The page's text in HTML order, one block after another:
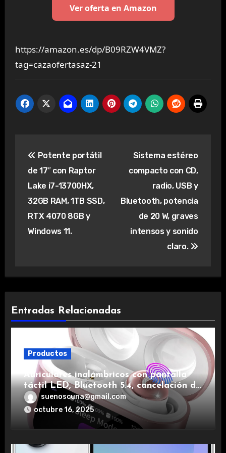
Ver oferta en Amazon
https://amazon.es/dp/B09RZW4VMZ?
tag=cazaofertasaz-21
de
entradas
Potente portátil
de 17″ con Raptor
Lake i7-13700HX,
32GB RAM, 1TB SSD,
RTX 4070 8GB y
Windows 11.
Sistema estéreo
compacto con CD,
radio, USB y
Bluetooth, potencia
de 20 W, graves
intensos y sonido
claro.
Entradas Relacionadas
Productos
Auriculares inalámbricos con pantalla
táctil LED, Bluetooth 5.4, cancelación de
ruido, impermeables y de larga duración.
suenoscuna@gmail.com
octubre 16, 2025